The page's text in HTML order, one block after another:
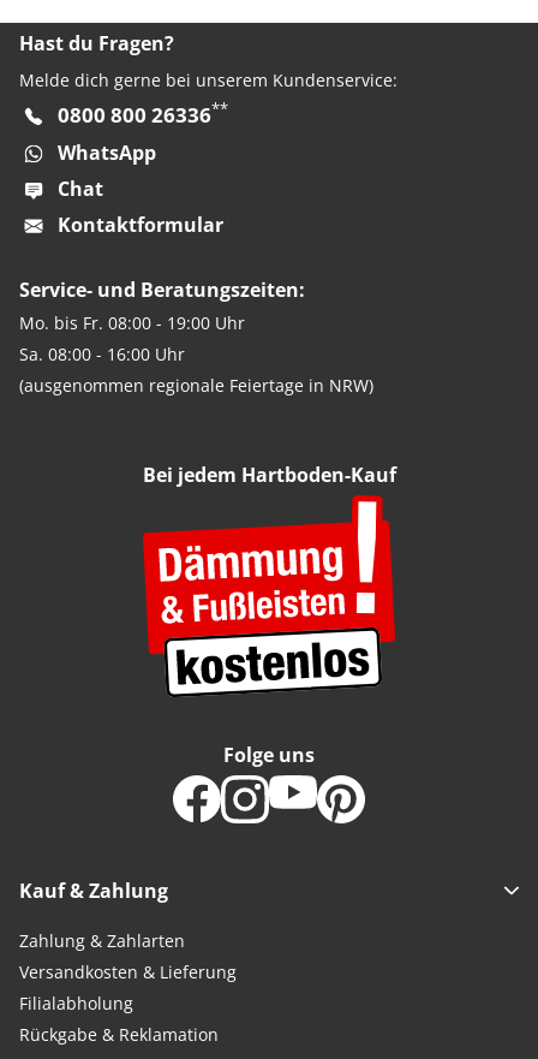
Hast du Fragen?
Melde dich gerne bei unserem Kundenservice:
0800 800 26336**
WhatsApp
Chat
Kontaktformular
Service- und Beratungszeiten:
Mo. bis Fr. 08:00 - 19:00 Uhr
Sa. 08:00 - 16:00 Uhr
(ausgenommen regionale Feiertage in NRW)
Bei jedem Hartboden-Kauf
Kauf & Zahlung
Zahlung & Zahlarten
Versandkosten & Lieferung
Filialabholung
Rückgabe & Reklamation
Folge uns